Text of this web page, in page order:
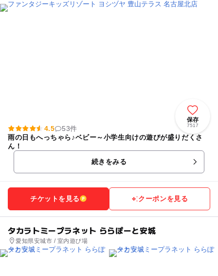
保存
7517
4.5
53件
雨の日もへっちゃら♪ベビー～小学生向けの遊びが盛りだくさ
ん！
続きをみる
チケットを見る クーポンを見る
タカラトミープラネット ららぽーと安城
愛知県安城市 / 室内遊び場